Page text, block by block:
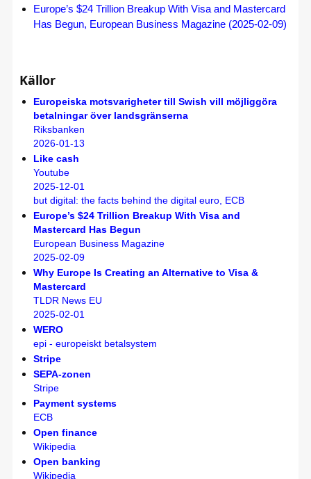
Europe’s $24 Trillion Breakup With Visa and Mastercard
Has Begun, European Business Magazine (2025-02-09)
Källor
Europeiska motsvarigheter till Swish vill möjliggöra
betalningar över landsgränserna
Riksbanken
2026-01-13
Like cash
Youtube
2025-12-01
but digital: the facts behind the digital euro, ECB
Europe’s $24 Trillion Breakup With Visa and
Mastercard Has Begun
European Business Magazine
2025-02-09
Why Europe Is Creating an Alternative to Visa &
Mastercard
TLDR News EU
2025-02-01
WERO
epi - europeiskt betalsystem
Stripe
SEPA-zonen
Stripe
Payment systems
ECB
Open finance
Wikipedia
Open banking
Wikipedia